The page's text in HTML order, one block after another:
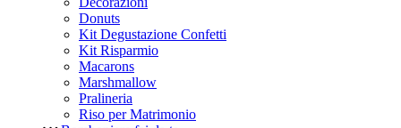
Donuts
Kit Degustazione Confetti
Kit Risparmio
Macarons
Marshmallow
Pralineria
Riso per Matrimonio